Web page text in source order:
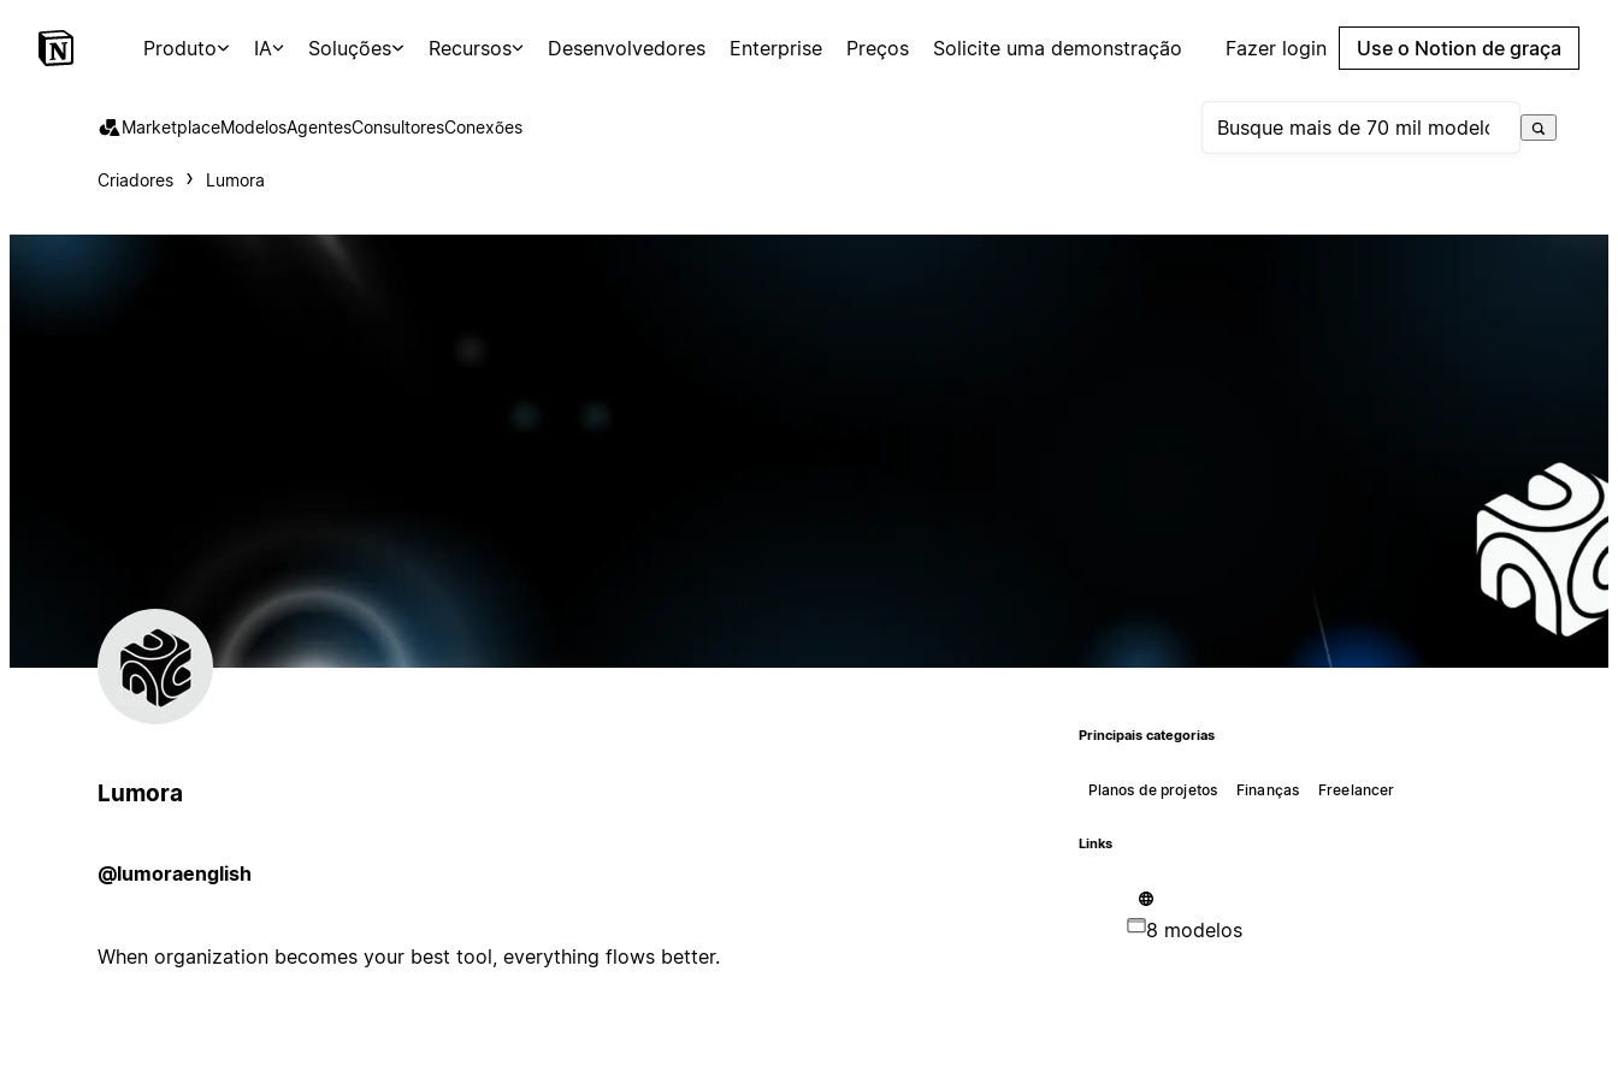
Produto IA Soluções Recursos Desenvolvedores Enterprise Preços Solicite uma demonstração Fazer login Use o Notion de graça
MarketplaceModelosAgentesConsultoresConexões
Criadores Lumora
Lumora
@lumoraenglish
When organization becomes your best tool, everything flows better.
Principais categorias
Planos de projetos Finanças Freelancer
Links
8 modelos